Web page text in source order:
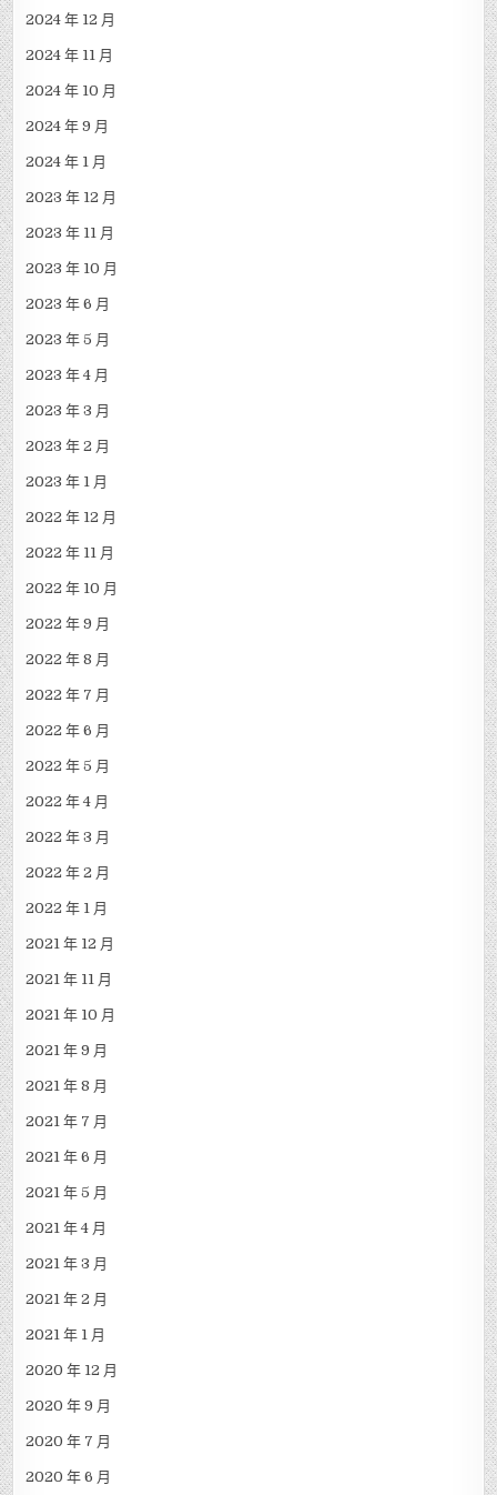
2024 年 12 月
2024 年 11 月
2024 年 10 月
2024 年 9 月
2024 年 1 月
2023 年 12 月
2023 年 11 月
2023 年 10 月
2023 年 6 月
2023 年 5 月
2023 年 4 月
2023 年 3 月
2023 年 2 月
2023 年 1 月
2022 年 12 月
2022 年 11 月
2022 年 10 月
2022 年 9 月
2022 年 8 月
2022 年 7 月
2022 年 6 月
2022 年 5 月
2022 年 4 月
2022 年 3 月
2022 年 2 月
2022 年 1 月
2021 年 12 月
2021 年 11 月
2021 年 10 月
2021 年 9 月
2021 年 8 月
2021 年 7 月
2021 年 6 月
2021 年 5 月
2021 年 4 月
2021 年 3 月
2021 年 2 月
2021 年 1 月
2020 年 12 月
2020 年 9 月
2020 年 7 月
2020 年 6 月